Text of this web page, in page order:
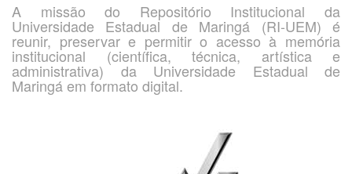
A missão do Repositório Institucional da
Universidade Estadual de Maringá (RI-UEM) é
reunir, preservar e permitir o acesso à memória
institucional (científica, técnica, artística e
administrativa) da Universidade Estadual de
Maringá em formato digital.